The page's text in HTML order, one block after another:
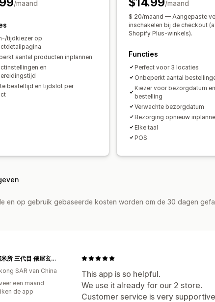
/maand
tijdkiezer op
aantal producten inplannen
en
besteltijd en tijdslot per
/maand
$ 20/maand — Aangepaste
inschakelen bij de checkout
Shopify Plus-winkels).
Functies
Perfect voor 3 locaties
Onbeperkt aantal
Kiezer voor bezorgdatum
bestelling
Verwachte bezorgdatum
Bezorging opnieuw
Elke taal
POS
en op gebruik gebaseerde kosten worden om de 30 dagen
This app is so helpful.
We use it already for our 2 store.
Customer service is very
香港精米所 三代目 俵屋玄兵衛
SAR van China
een maand
de app